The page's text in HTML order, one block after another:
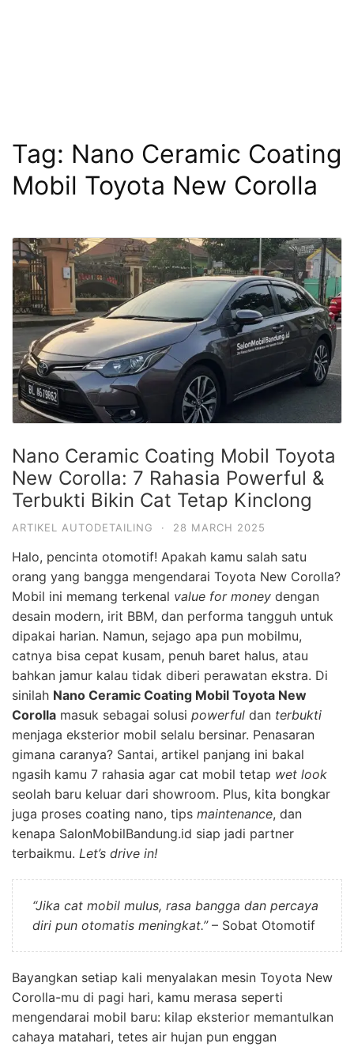
Tag: Nano Ceramic Coating
Mobil Toyota New Corolla
Nano Ceramic Coating Mobil Toyota
New Corolla: 7 Rahasia Powerful &
Terbukti Bikin Cat Tetap Kinclong
ARTIKEL AUTODETAILING · 28 MARCH 2025
Halo, pencinta otomotif! Apakah kamu salah satu
orang yang bangga mengendarai Toyota New Corolla?
Mobil ini memang terkenal value for money dengan
desain modern, irit BBM, dan performa tangguh untuk
dipakai harian. Namun, sejago apa pun mobilmu,
catnya bisa cepat kusam, penuh baret halus, atau
bahkan jamur kalau tidak diberi perawatan ekstra. Di
sinilah Nano Ceramic Coating Mobil Toyota New
Corolla masuk sebagai solusi powerful dan terbukti
menjaga eksterior mobil selalu bersinar. Penasaran
gimana caranya? Santai, artikel panjang ini bakal
ngasih kamu 7 rahasia agar cat mobil tetap wet look
seolah baru keluar dari showroom. Plus, kita bongkar
juga proses coating nano, tips maintenance, dan
kenapa SalonMobilBandung.id siap jadi partner
terbaikmu. Let’s drive in!
“Jika cat mobil mulus, rasa bangga dan percaya
diri pun otomatis meningkat.”– Sobat Otomotif
Bayangkan setiap kali menyalakan mesin Toyota New
Corolla-mu di pagi hari, kamu merasa seperti
mengendarai mobil baru: kilap eksterior memantulkan
cahaya matahari, tetes air hujan pun enggan